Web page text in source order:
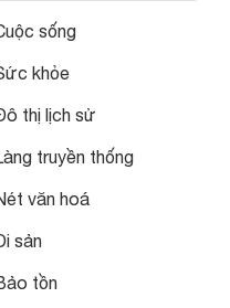
sống
khỏe
thị lịch sử
truyền thống
văn hoá
sản
tồn